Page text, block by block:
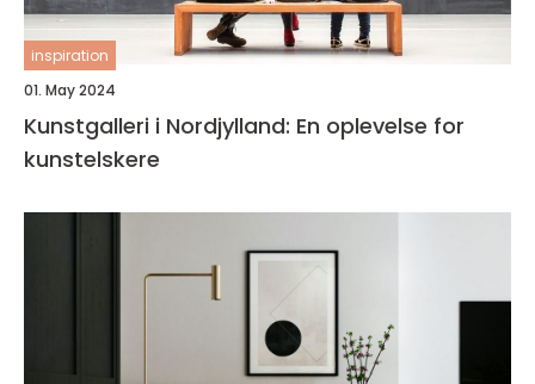
inspiration
01. May 2024
Kunstgalleri i Nordjylland: En oplevelse for
kunstelskere